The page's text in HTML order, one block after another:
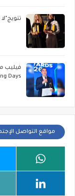
Days
مواقع التواصل